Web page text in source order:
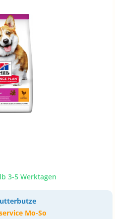
3-5 Werktagen
Mo-So